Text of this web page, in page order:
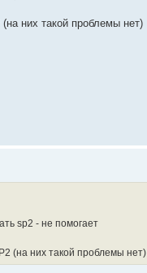
них такой проблемы нет)
sp2 - не помогает
(на них такой проблемы нет)